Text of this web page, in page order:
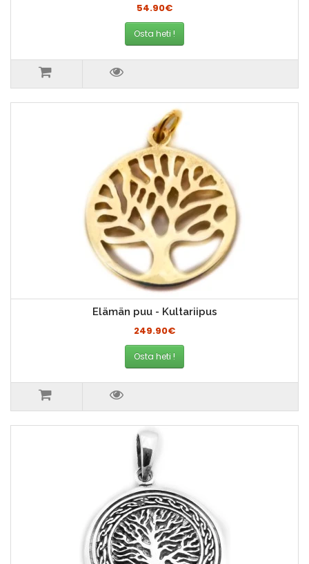
54.90€
Osta heti !
Elämän puu - Kultariipus
249.90€
Osta heti !